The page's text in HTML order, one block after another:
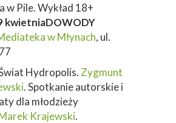
w Pile. Wykład 18+
kwietniaDOWODY
w Młynach, ul.
Hydropolis. Zygmunt
. Spotkanie autorskie i
dla młodzieży
Krajewski.